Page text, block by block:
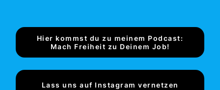
Hier kommst du zu meinem Podcast:
Mach Freiheit zu Deinem Job!
Lass uns auf Instagram vernetzen